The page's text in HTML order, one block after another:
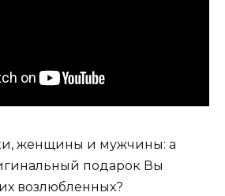
женщины и мужчины: а
подарок Вы
возлюбленных?